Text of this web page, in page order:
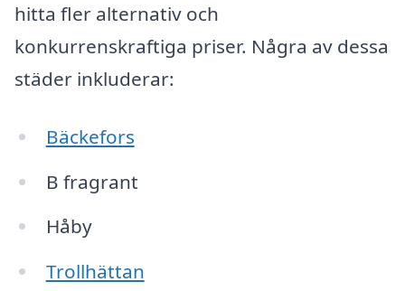
hitta fler alternativ och
konkurrenskraftiga priser. Några av dessa
städer inkluderar:
Bäckefors
B fragrant
Håby
Trollhättan